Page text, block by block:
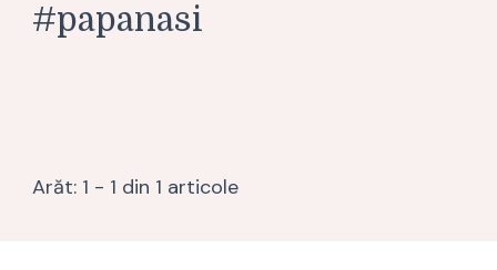
#papanasi
Arăt: 1 - 1 din 1 articole